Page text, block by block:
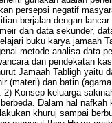
persepsi negatif
berjalan dengan
dan data sekunder,
buku karya jamaah
metode analisa data
dan pendekatan
Jamaah Tabligh yaitu
(materi) dan batin
2) Konsep keluarga
Dalam hal
khuruj sampai